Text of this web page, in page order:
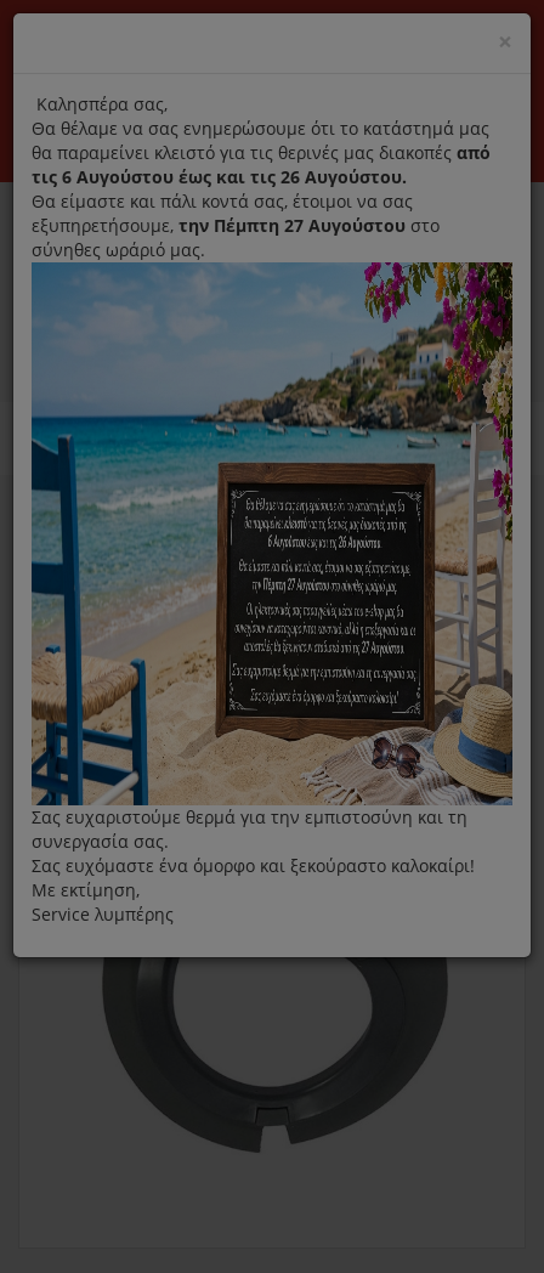
Αποκλειστικά γνήσια ανταλλακτικά
Σύνδεση Εγγραφή Εταιρεία Επικοινωνία
0
Ανταλλακτικά ηλεκτρικών συσκευών MENU
Home
Μίξερ Κουζινομηχανές
Αναδευτήρες Μίξερ
Εύκαμπτος Αναδευτήρας Σιλικόνης Για Μίξερ Kenwood
Chef AWAX500001
×
title
Καλησπέρα σας,
Θα θέλαμε να σας ενημερώσουμε ότι το κατάστημά μας
θα παραμείνει κλειστό για τις θερινές μας διακοπές από
τις 6 Αυγούστου έως και τις 26 Αυγούστου.
Θα είμαστε και πάλι κοντά σας, έτοιμοι να σας
εξυπηρετήσουμε, την Πέμπτη 27 Αυγούστου στο
σύνηθες ωράριό μας.
Σας ευχαριστούμε θερμά για την εμπιστοσύνη και τη
συνεργασία σας.
Σας ευχόμαστε ένα όμορφο και ξεκούραστο καλοκαίρι!
Με εκτίμηση,
Service λυμπέρης